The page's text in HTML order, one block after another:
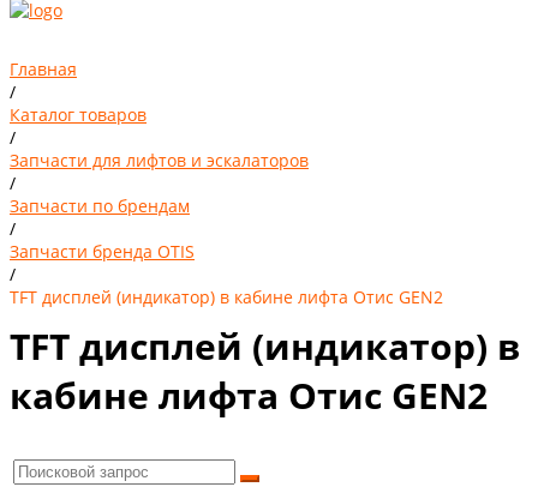
Главная
/
Каталог товаров
/
Запчасти для лифтов и эскалаторов
/
Запчасти по брендам
/
Запчасти бренда OTIS
/
TFT дисплей (индикатор) в кабине лифта Отис GEN2
TFT дисплей (индикатор) в
кабине лифта Отис GEN2